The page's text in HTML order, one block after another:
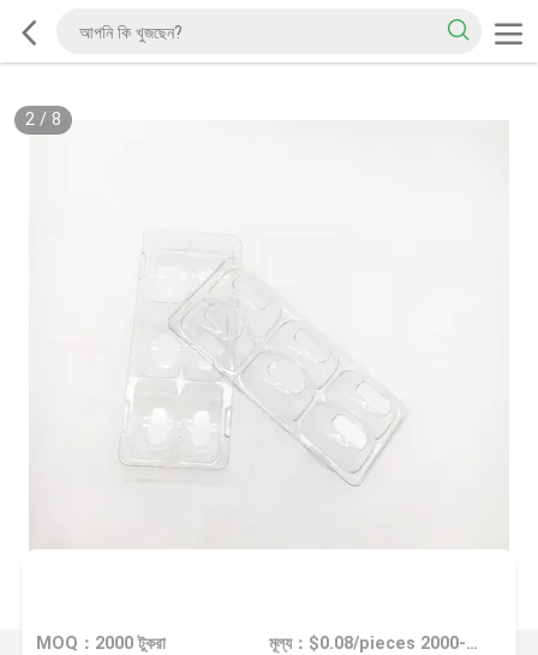
2/ 8
MOQ：2000 টুকরা মূল্য：$0.08/pieces 2000-49999 pieces